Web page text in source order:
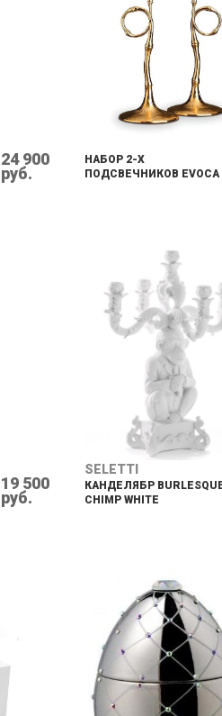
24 900
руб.
НАБОР 2-Х
ПОДСВЕЧНИКОВ EVOCA
19 500
руб.
SELETTI
КАНДЕЛЯБР
CHIMP WHITE